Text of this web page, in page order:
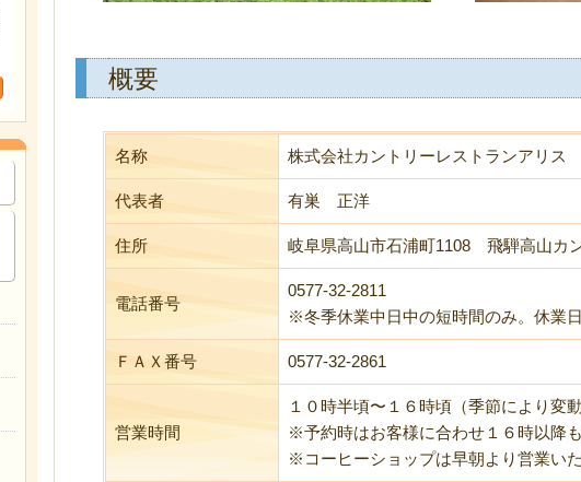
概要
名称 株式会社カントリーレストランアリス
代表者 有巣 正洋
住所 岐阜県高山市石浦町1108 飛騨高山カ
電話番号
0577-32-2811
※冬季休業中日中の短時間のみ。休業
ＦＡＸ番号 0577-32-2861
営業時間
１０時半頃〜１６時頃（季節により変動
※予約時はお客様に合わせ１６時以降
※コーヒーショップは早朝より営業い